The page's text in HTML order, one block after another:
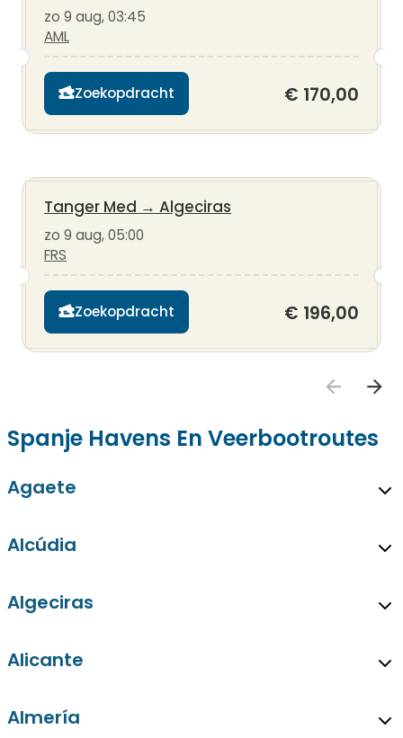
zo 9 aug, 03:45
AML
Zoekopdracht € 170,00
Tanger Med → Algeciras
zo 9 aug, 05:00
FRS
Zoekopdracht € 196,00
Spanje Havens En Veerbootroutes
Agaete
Alcúdia
Algeciras
Alicante
Almería